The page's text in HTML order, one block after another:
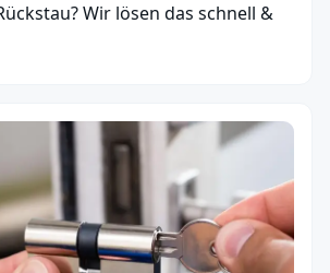
Wir lösen das schnell &